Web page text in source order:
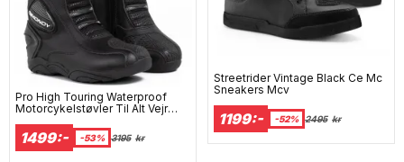
Pro High Touring Waterproof
Motorcykelstøvler Til Alt Vejr
1499:- -53% 3195 kr
Streetrider Vintage Black Ce Mc
Sneakers Mcv
1199:- -52% 2495 kr